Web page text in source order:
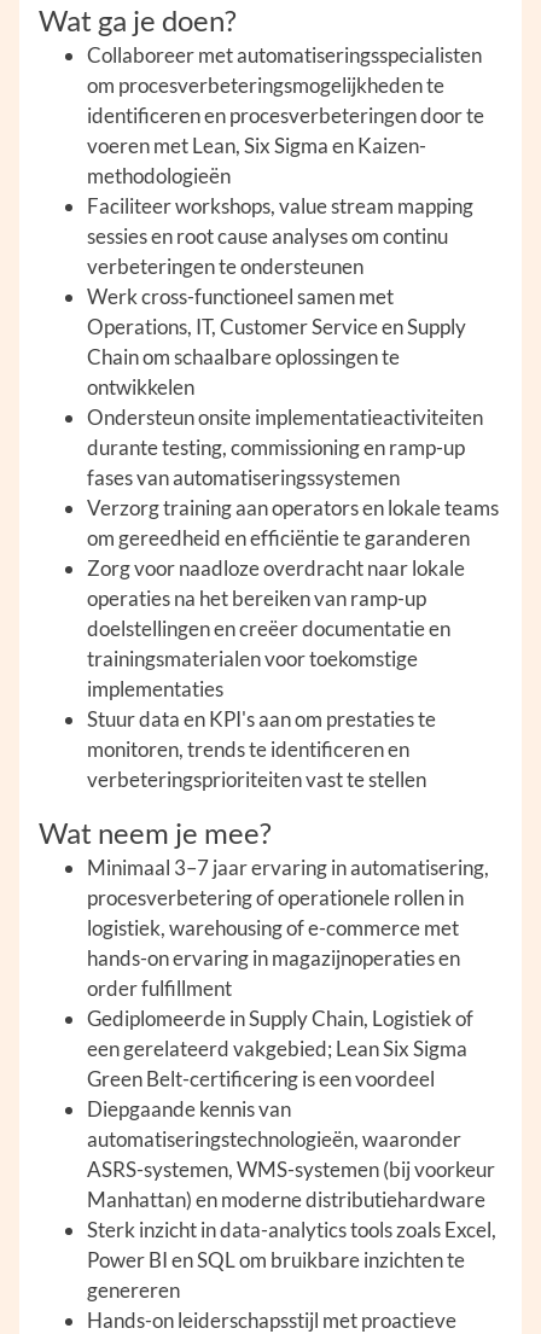
Wat ga je doen?
Collaboreer met automatiseringsspecialisten
om procesverbeteringsmogelijkheden te
identificeren en procesverbeteringen door te
voeren met Lean, Six Sigma en Kaizen-
methodologieën
Faciliteer workshops, value stream mapping
sessies en root cause analyses om continu
verbeteringen te ondersteunen
Werk cross-functioneel samen met
Operations, IT, Customer Service en Supply
Chain om schaalbare oplossingen te
ontwikkelen
Ondersteun onsite implementatieactiviteiten
durante testing, commissioning en ramp-up
fases van automatiseringssystemen
Verzorg training aan operators en lokale teams
om gereedheid en efficiëntie te garanderen
Zorg voor naadloze overdracht naar lokale
operaties na het bereiken van ramp-up
doelstellingen en creëer documentatie en
trainingsmaterialen voor toekomstige
implementaties
Stuur data en KPI's aan om prestaties te
monitoren, trends te identificeren en
verbeteringsprioriteiten vast te stellen
Wat neem je mee?
Minimaal 3–7 jaar ervaring in automatisering,
procesverbetering of operationele rollen in
logistiek, warehousing of e-commerce met
hands-on ervaring in magazijnoperaties en
order fulfillment
Gediplomeerde in Supply Chain, Logistiek of
een gerelateerd vakgebied; Lean Six Sigma
Green Belt-certificering is een voordeel
Diepgaande kennis van
automatiseringstechnologieën, waaronder
ASRS-systemen, WMS-systemen (bij voorkeur
Manhattan) en moderne distributiehardware
Sterk inzicht in data-analytics tools zoals Excel,
Power BI en SQL om bruikbare inzichten te
genereren
Hands-on leiderschapsstijl met proactieve